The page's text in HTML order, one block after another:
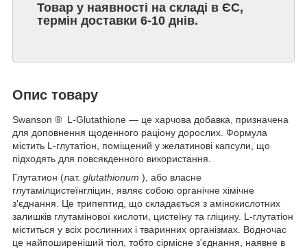
Товар у наявності на складі в ЄС,
термін доставки 6-10 днів.
Опис товару
Swanson ® L-Glutathione — це харчова добавка, призначена
для доповнення щоденного раціону дорослих. Формула
містить L-глутатіон, поміщений у желатинові капсули, що
підходять для повсякденного використання.
Глутатион (лат. glutathionum ), або власне
глутамілцистеїнгліцин, являє собою органічне хімічне
з'єднання. Це трипептид, що складається з амінокислотних
залишків глутамінової кислоти, цистеїну та гліцину. L-глутатіон
міститься у всіх рослинних і тваринних організмах. Водночас
це найпоширеніший тіол, тобто сірмісне з'єднання, наявне в